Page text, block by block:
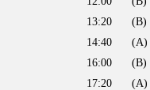
13:20
(B)
14:40
(A)
16:00
(B)
17:20
(A)